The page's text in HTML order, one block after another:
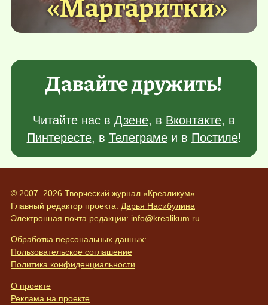
Давайте дружить!
Читайте нас в Дзене, в Вконтакте, в
Пинтересте, в Телеграмеи в Постиле!
© 2007–2026 Творческий журнал «Креаликум»
Главный редактор проекта: Дарья Насибулина
Электронная почта редакции: info@krealikum.ru
Обработка персональных данных:
Пользовательское соглашение
Политика конфиденциальности
О проекте
Реклама на проекте